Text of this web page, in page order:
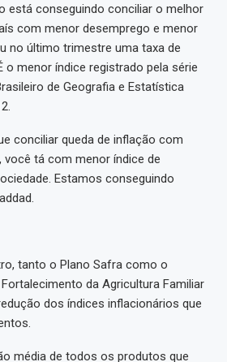
está conseguindo conciliar o melhor
com menor desemprego e menor
no último trimestre uma taxa de
o menor índice registrado pela série
de Geografia e Estatística
conciliar queda de inflação com
você tá com menor índice de
Estamos conseguindo
tanto o Plano Safra como o
da Agricultura Familiar
dos índices inflacionários que
média de todos os produtos que